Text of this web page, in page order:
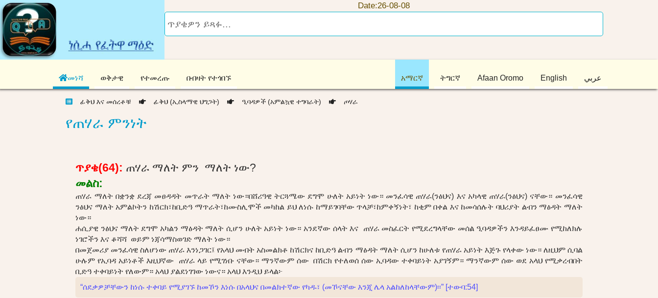
Date:26-08-08
መነሻ ወቅታዊ የተመረጡ በብዛት የተጎበኙ አማርኛ ትግርኛ Afaan Oromo English عربي
ፊቅህ እና መሰረቶቹ ፊቅህ (ኢስላማዊ ህግጋት) ዒባዳዎች (አምልኳዊ ተግባራት) ጦሃራ
የጠሃራ ምንነት
ጥያቄ(64): ጠሃራ ማለት ምን ማለት ነው?
መልስ:
ጠሃራ ማለት በቋንቋ ደረጃ መፀዳዳት መጥራት ማለት ነው።በሸሪዓዊ ትርጓሜው ደግሞ ሁለት አይነት ነው። መንፈሳዊ ጠሃራ(ንፅህና) እና አካላዊ ጠሃራ(ንፅህና) ናቸው። መንፈሳዊ
ንፅህና ማለት አምልኮትን ከሽርክ፣ከቢድዓ ማጥራት፣ከሙስሊሞች መካከል ይህ ለነሱ ከማይገባቸው ጥላቻ፣ከምቀኝነት፣ ከቂም በቀል እና ከመሳሰሉት ባህሪያት ልብን ማፅዳት ማለት
ነው።
ሐሲያዊ ንፅህና ማለት ደግሞ አካልን ማፅዳት ማለት ሲሆን ሁለት አይነት ነው። አንደኛው ሰላት እና ጠሃራ መስፈርት የሚደረግላቸው መሰል ዒባዳዎችን እንዳይፈፀሙ የሚከለክሉ
ነገሮችን እና ቆሻሻ ወይም ነጃሳማስወገድ ማለት ነው።
በመጀመሪያ መንፈሳዊ ስለሆነው ጠሃራ እንነጋገር፤ የአላህ መብት አስመልክቶ ከሽርክና ከቢድዓ ልብን ማፅዳት ማለት ሲሆን ከሁለቱ የጠሃራ አይነት እጅጉ የላቀው ነው። ለዚህም ሲባል
ሁሉም የኢባዳ አይነቶች እዚህኛው ጠሃራ ላይ የሚገነቡ ናቸው። ማንኛውም ሰው በሽርክ የተለወሰ ሰው ኢባዳው ተቀባይነት አያገኝም። ማንኛውም ሰው ወደ አላህ የሚቃረብበት
ቢድዓ ተቀባይነት የለውም። አላህ ያልደነገገው ነውና። አላህ እንዲህ ይላል፦
“ሰደቃዎቻቸውን ከነሱ ተቀባይ የሚያገኙ ከመኾን እነሱ በአላህና በመልክተኛው የካዱ፣ (መኾናቸው እንጂ ሌላ አልከለከላቸውም)፡፡” [ተውባ:54]